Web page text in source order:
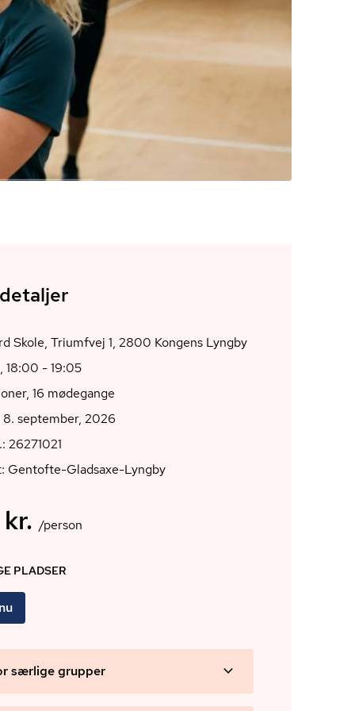
Stengård Skole, Triumfvej 1, 2800 Kongens Lyngby
18:00 - 19:05
16 mødegange
8. september, 2026
26271021
Gentofte-Gladsaxe-Lyngby
/person
PLADSER
særlige grupper